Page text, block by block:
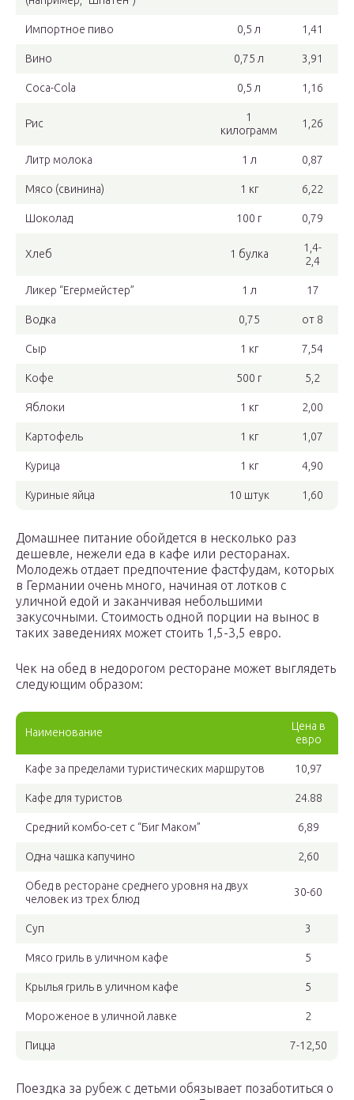
Импортное пиво 0,5 л 1,41
Вино 0,75 л 3,91
Coca-Cola 0,5 л 1,16
Рис
1
килограмм
1,26
Литр молока 1 л 0,87
Мясо (свинина) 1 кг 6,22
Шоколад 100 г 0,79
Хлеб 1 булка
1,4-
2,4
Ликер “Егермейстер” 1 л 17
Водка 0,75 от 8
Сыр 1 кг 7,54
Кофе 500 г 5,2
Яблоки 1 кг 2,00
Картофель 1 кг 1,07
Курица 1 кг 4,90
Куриные яйца 10 штук 1,60
Домашнее питание обойдется в несколько раз
дешевле, нежели еда в кафе или ресторанах.
Молодежь отдает предпочтение фастфудам, которых
в Германии очень много, начиная от лотков с
уличной едой и заканчивая небольшими
закусочными. Стоимость одной порции на вынос в
таких заведениях может стоить 1,5-3,5 евро.
Чек на обед в недорогом ресторане может выглядеть
следующим образом:
Наименование
Цена в
евро
Кафе за пределами туристических маршрутов 10,97
Кафе для туристов 24.88
Средний комбо-сет с “Биг Маком” 6,89
Одна чашка капучино 2,60
Обед в ресторане среднего уровня на двух
человек из трех блюд
30-60
Суп 3
Мясо гриль в уличном кафе 5
Крылья гриль в уличном кафе 5
Мороженое в уличной лавке 2
Пицца 7-12,50
Поездка за рубеж с детьми обязывает позаботиться о